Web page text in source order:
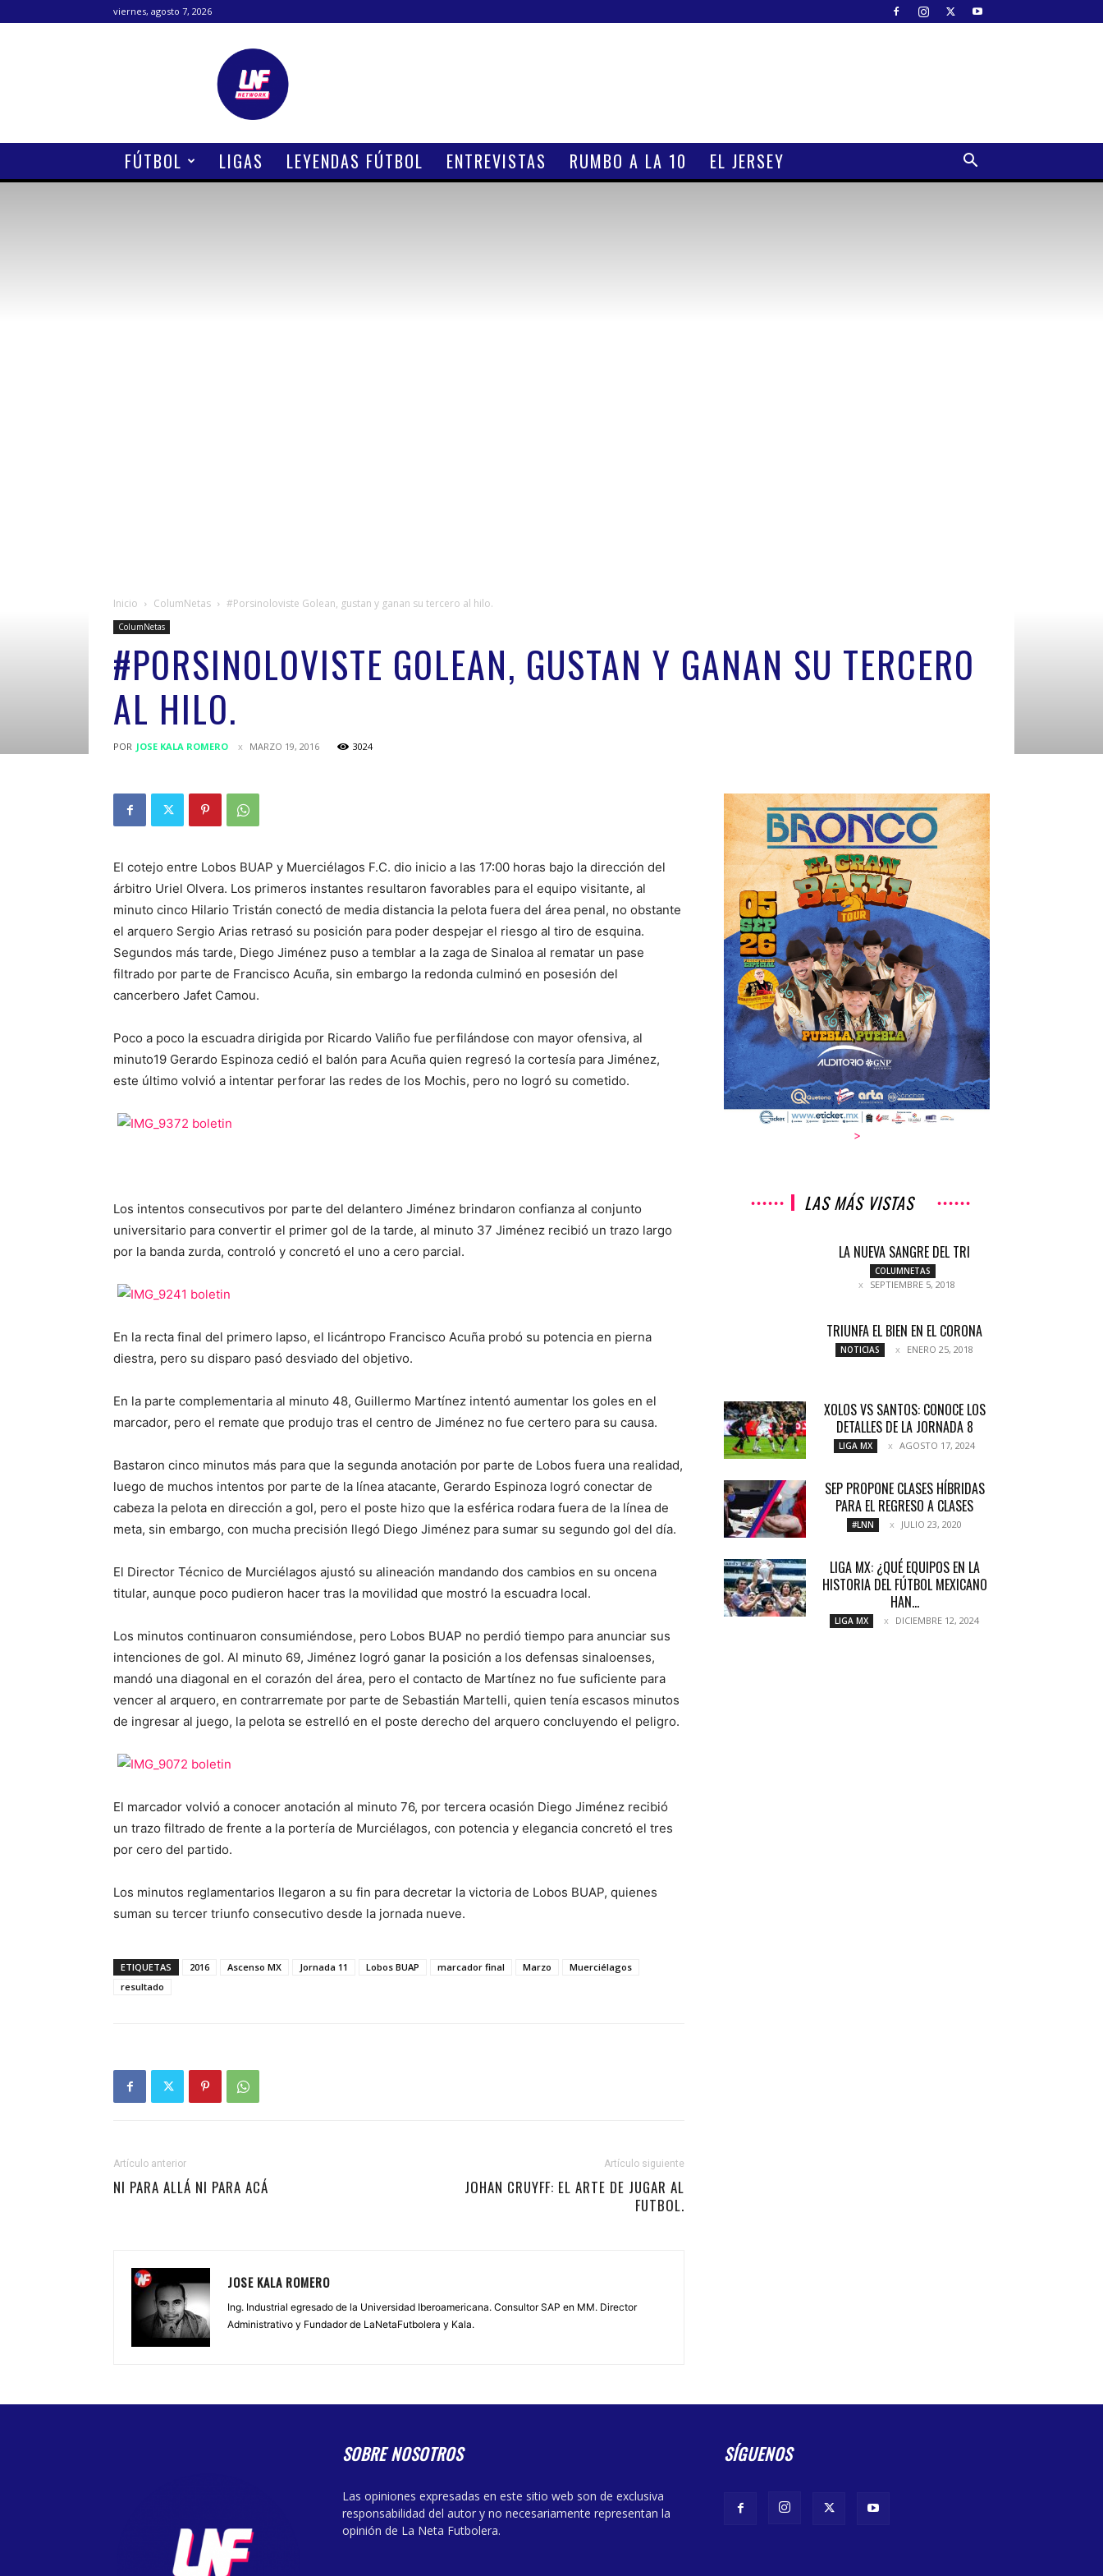
viernes, agosto 7, 2026
Lanetafutbolera
FÚTBOL LIGAS LEYENDAS FÚTBOL ENTREVISTAS RUMBO A LA 10 EL JERSEY
Inicio ColumNetas #Porsinoloviste Golean, gustan y ganan su tercero al hilo.
ColumNetas
#PORSINOLOVISTE GOLEAN, GUSTAN Y GANAN SU TERCERO
AL HILO.
POR JOSE KALA ROMERO MARZO 19, 2016 3024
El cotejo entre Lobos BUAP y Muerciélagos F.C. dio inicio a las 17:00 horas bajo la dirección del
árbitro Uriel Olvera. Los primeros instantes resultaron favorables para el equipo visitante, al
minuto cinco Hilario Tristán conectó de media distancia la pelota fuera del área penal, no obstante
el arquero Sergio Arias retrasó su posición para poder despejar el riesgo al tiro de esquina.
Segundos más tarde, Diego Jiménez puso a temblar a la zaga de Sinaloa al rematar un pase
filtrado por parte de Francisco Acuña, sin embargo la redonda culminó en posesión del
cancerbero Jafet Camou.
Poco a poco la escuadra dirigida por Ricardo Valiño fue perfilándose con mayor ofensiva, al
minuto19 Gerardo Espinoza cedió el balón para Acuña quien regresó la cortesía para Jiménez,
este último volvió a intentar perforar las redes de los Mochis, pero no logró su cometido.
Los intentos consecutivos por parte del delantero Jiménez brindaron confianza al conjunto
universitario para convertir el primer gol de la tarde, al minuto 37 Jiménez recibió un trazo largo
por la banda zurda, controló y concretó el uno a cero parcial.
En la recta final del primero lapso, el licántropo Francisco Acuña probó su potencia en pierna
diestra, pero su disparo pasó desviado del objetivo.
En la parte complementaria al minuto 48, Guillermo Martínez intentó aumentar los goles en el
marcador, pero el remate que produjo tras el centro de Jiménez no fue certero para su causa.
Bastaron cinco minutos más para que la segunda anotación por parte de Lobos fuera una realidad,
luego de muchos intentos por parte de la línea atacante, Gerardo Espinoza logró conectar de
cabeza la pelota en dirección a gol, pero el poste hizo que la esférica rodara fuera de la línea de
meta, sin embargo, con mucha precisión llegó Diego Jiménez para sumar su segundo gol del día.
El Director Técnico de Murciélagos ajustó su alineación mandando dos cambios en su oncena
titular, aunque poco pudieron hacer tras la movilidad que mostró la escuadra local.
Los minutos continuaron consumiéndose, pero Lobos BUAP no perdió tiempo para anunciar sus
intenciones de gol. Al minuto 69, Jiménez logró ganar la posición a los defensas sinaloenses,
mandó una diagonal en el corazón del área, pero el contacto de Martínez no fue suficiente para
vencer al arquero, en contrarremate por parte de Sebastián Martelli, quien tenía escasos minutos
de ingresar al juego, la pelota se estrelló en el poste derecho del arquero concluyendo el peligro.
El marcador volvió a conocer anotación al minuto 76, por tercera ocasión Diego Jiménez recibió
un trazo filtrado de frente a la portería de Murciélagos, con potencia y elegancia concretó el tres
por cero del partido.
Los minutos reglamentarios llegaron a su fin para decretar la victoria de Lobos BUAP, quienes
suman su tercer triunfo consecutivo desde la jornada nueve.
ETIQUETAS 2016 Ascenso MX Jornada 11 Lobos BUAP marcador final Marzo
Muerciélagos
resultado
Artículo anterior
NI PARA ALLÁ NI PARA ACÁ
Artículo siguiente
JOHAN CRUYFF: EL ARTE DE JUGAR AL
FUTBOL.
JOSE KALA ROMERO
Ing. Industrial egresado de la Universidad Iberoamericana. Consultor SAP en MM. Director
Administrativo y Fundador de LaNetaFutbolera y Kala.
>
LAS MÁS VISTAS
LA NUEVA SANGRE DEL TRI
COLUMNETAS
SEPTIEMBRE 5, 2018
TRIUNFA EL BIEN EN EL CORONA
NOTICIAS ENERO 25, 2018
XOLOS VS SANTOS: CONOCE LOS
DETALLES DE LA JORNADA 8
LIGA MX AGOSTO 17, 2024
SEP PROPONE CLASES HÍBRIDAS
PARA EL REGRESO A CLASES
#LNN JULIO 23, 2020
LIGA MX: ¿QUÉ EQUIPOS EN LA
HISTORIA DEL FÚTBOL MEXICANO
HAN...
LIGA MX DICIEMBRE 12, 2024
SOBRE NOSOTROS
Las opiniones expresadas en este sitio web son de exclusiva
responsabilidad del autor y no necesariamente representan la
opinión de La Neta Futbolera.
SÍGUENOS